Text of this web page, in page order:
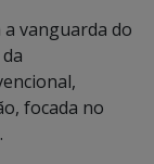
vanguarda do
focada no